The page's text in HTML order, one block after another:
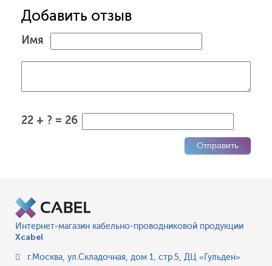
Добавить отзыв
Имя
22 + ? = 26
Интернет-магазин кабельно-проводниковой продукции
Xcabel
г.Москва, ул.Складочная, дом 1, стр.5, ДЦ «Гульден»